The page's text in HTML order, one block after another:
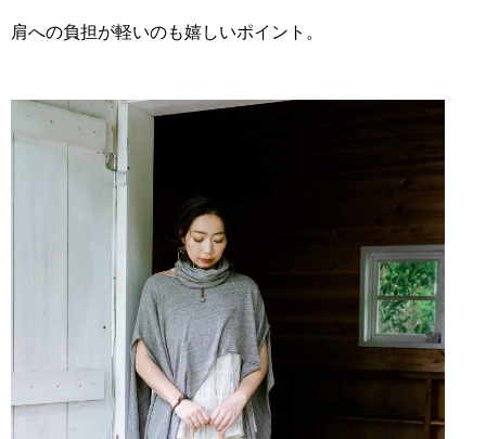
肩への負担が軽いのも嬉しいポイント。